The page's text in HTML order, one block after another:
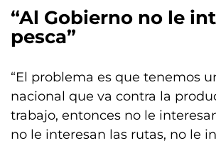
“Al Gobierno no le
pesca”
“El problema es que tenemos
nacional que va contra la
trabajo, entonces no le
no le interesan las rutas, no le